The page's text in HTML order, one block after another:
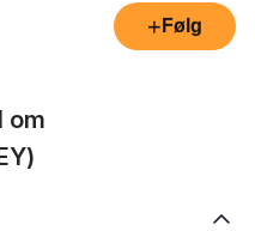
+ Følg
om